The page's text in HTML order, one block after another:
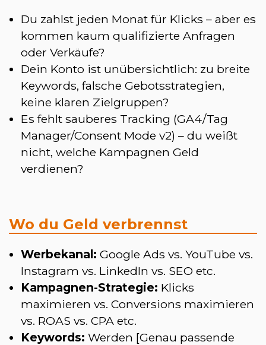
Du zahlst jeden Monat für Klicks – aber es
kommen kaum qualifizierte Anfragen
oder Verkäufe?
Dein Konto ist unübersichtlich: zu breite
Keywords, falsche Gebotsstrategien,
keine klaren Zielgruppen?
Es fehlt sauberes Tracking (GA4/Tag
Manager/Consent Mode v2) – du weißt
nicht, welche Kampagnen Geld
verdienen?
Wo du Geld verbrennst
Werbekanal: Google Ads vs. YouTube vs.
Instagram vs. LinkedIn vs. SEO etc.
Kampagnen-Strategie: Klicks
maximieren vs. Conversions maximieren
vs. ROAS vs. CPA etc.
Keywords: Werden [Genau passende